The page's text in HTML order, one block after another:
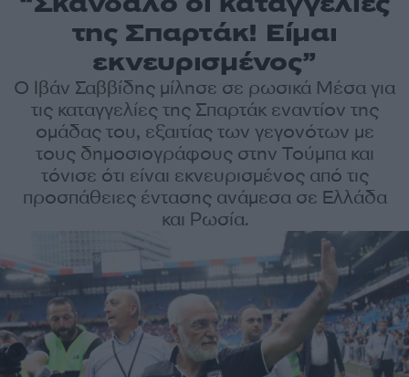
της Σπαρτάκ! Είμαι
εκνευρισμένος”
Ο Ιβάν Σαββίδης μίλησε σε ρωσικά Μέσα για
τις καταγγελίες της Σπαρτάκ εναντίον της
ομάδας του, εξαιτίας των γεγονότων με
τους δημοσιογράφους στην Τούμπα και
τόνισε ότι είναι εκνευρισμένος από τις
προσπάθειες έντασης ανάμεσα σε Ελλάδα
και Ρωσία.